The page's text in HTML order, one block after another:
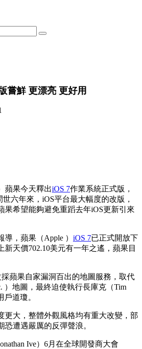
嘗鮮 更漂亮 更好用
蘋果今天釋出iOS 7作業系統正式版，
世六年來，iOS平台最大幅度的改版，
果希望能夠避免重蹈去年iOS更新引來
，蘋果（Apple ） iOS 7已正式開放下
新天價702.10美元有一年之遙，蘋果目
蘋果自家漏洞百出的地圖服務，取代
）地圖，最終迫使執行長庫克（Tim
戶道瓊。
更大，整體外觀風格均有重大改變，部
遭遇嚴厲的反彈聲浪。
Ive）6月在全球開發商大會